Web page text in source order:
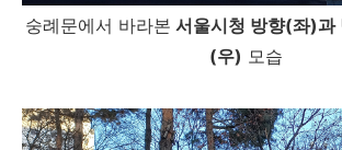
숭례문에서 바라본 서울시청 방향(좌)과
(우) 모습